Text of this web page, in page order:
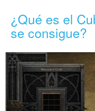
¿Qué es el
se consigue?